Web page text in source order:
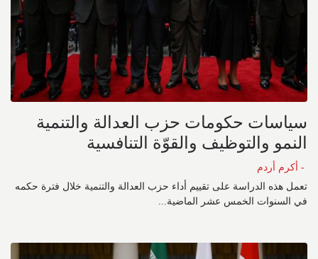
سياسات حكومات حزب العدالة والتنمية
النمو والتوظيف والقوّة التنافسية
- أكرم أردم
تعمل هذه الدراسة على تقييم أداء حزب العدالة والتنمية خلال فترة حكمه
في السنوات الخمس عشر الماضية...